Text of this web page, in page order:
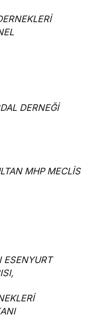
DERNEĞİ
MHP MECLİS
ESENYURT